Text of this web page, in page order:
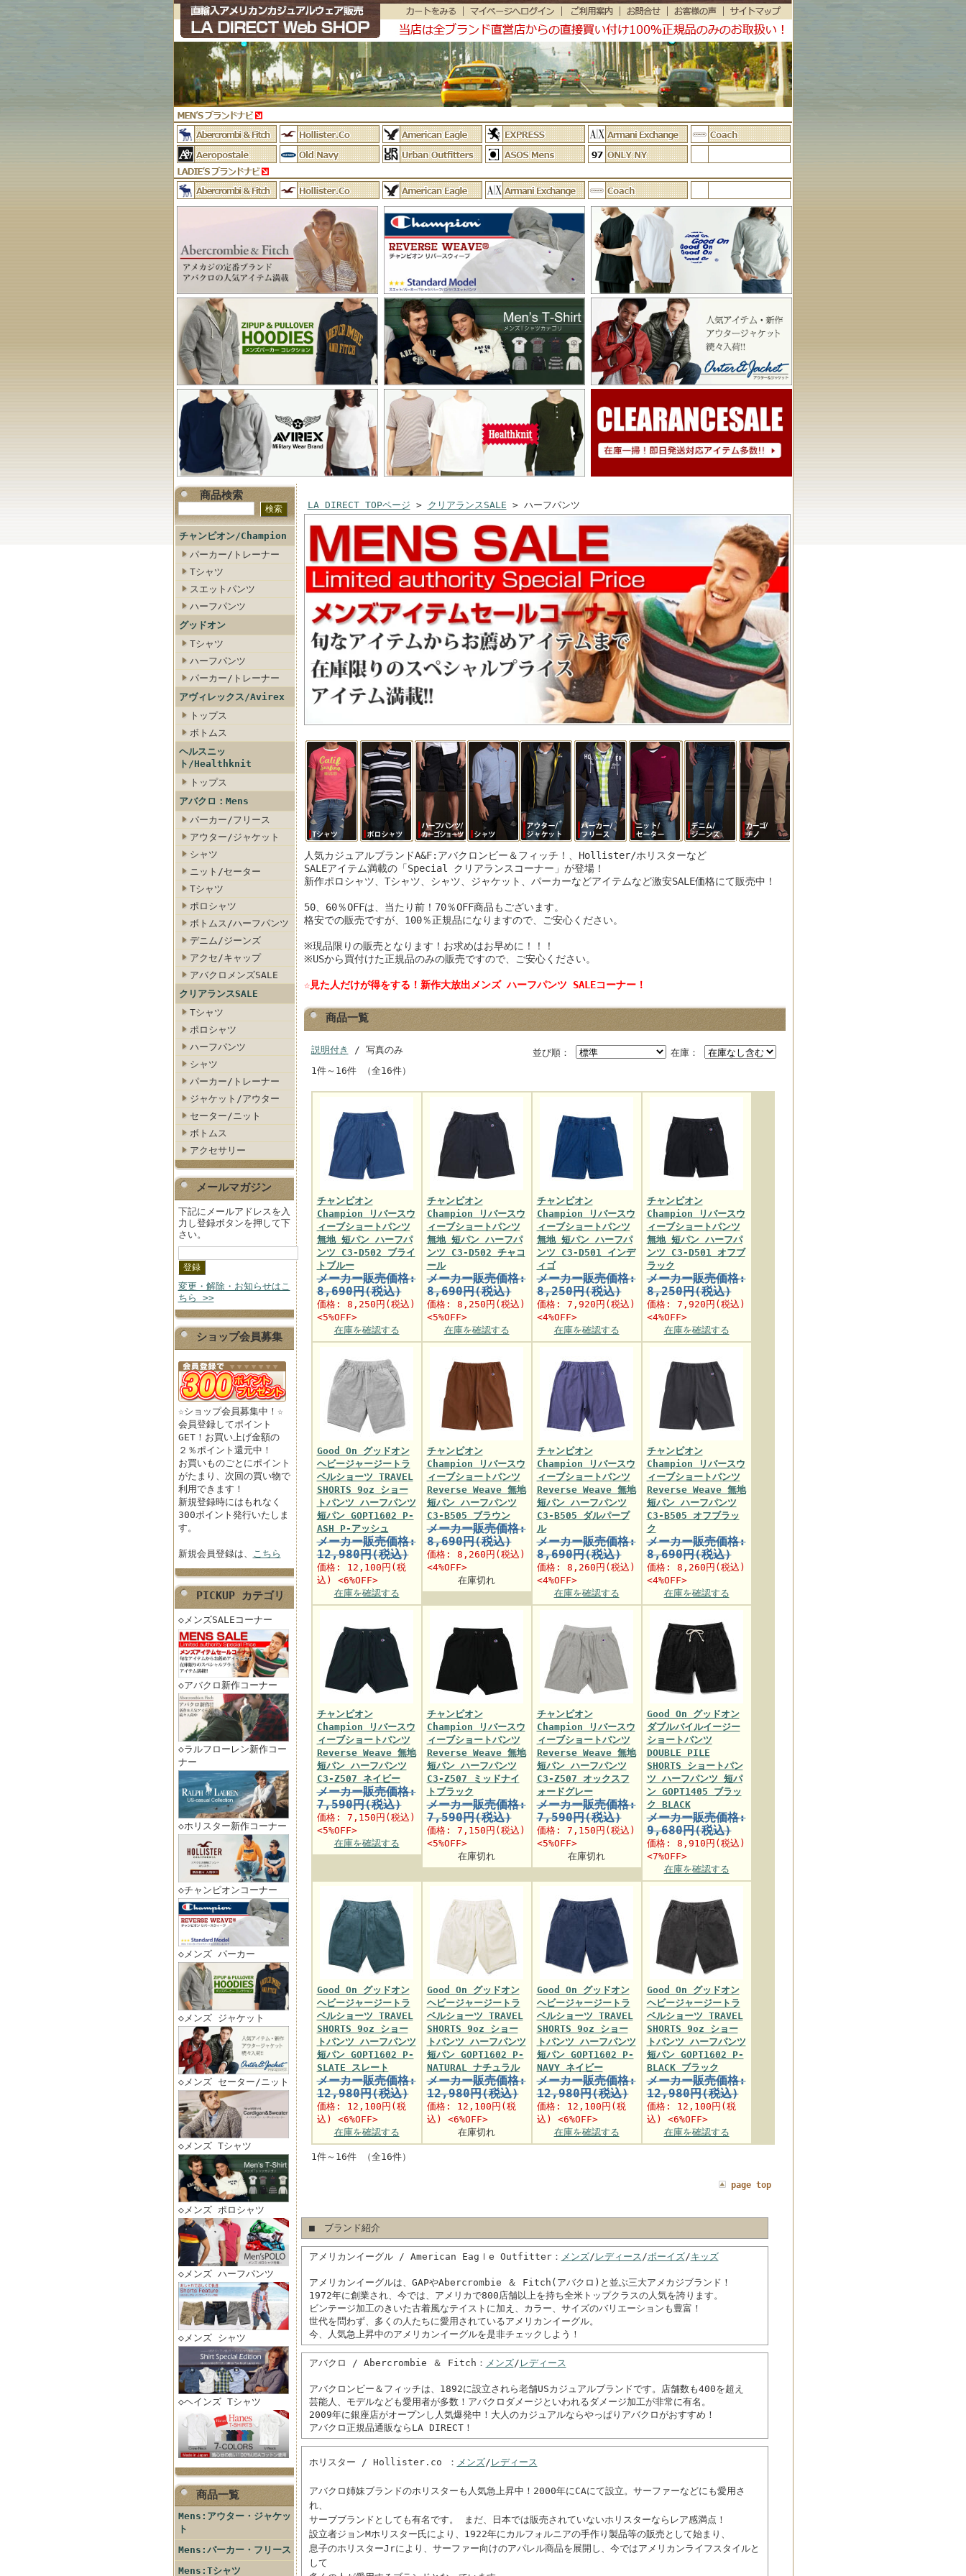
商品検索
チャンピオン/Champion
パーカー/トレーナー
Tシャツ
スエットパンツ
ハーフパンツ
グッドオン
Tシャツ
ハーフパンツ
パーカー/トレーナー
アヴィレックス/Avirex
トップス
ボトムス
ヘルスニッ
ト/Healthknit
トップス
アバクロ：Mens
パーカー/フリース
アウター/ジャケット
シャツ
ニット/セーター
Tシャツ
ポロシャツ
ボトムス/ハーフパンツ
デニム/ジーンズ
アクセ/キャップ
アバクロメンズSALE
クリアランスSALE
Tシャツ
ポロシャツ
ハーフパンツ
シャツ
パーカー/トレーナー
ジャケット/アウター
セーター/ニット
ボトムス
アクセサリー
メールマガジン
下記にメールアドレスを入
力し登録ボタンを押して下
さい。
変更・解除・お知らせはこ
ちら >>
ショップ会員募集
☆ショップ会員募集中！☆
会員登録してポイント
GET！お買い上げ金額の
２％ポイント還元中！
お買いものごとにポイント
がたまり、次回の買い物で
利用できます！
新規登録時にはもれなく
300ポイント発行いたしま
す。
新規会員登録は、 こちら
PICKUP カテゴリ
◇メンズSALEコーナー
◇アバクロ新作コーナー
◇ラルフローレン新作コー
ナー
◇ホリスター新作コーナー
◇チャンピオンコーナー
◇メンズ パーカー
◇メンズ ジャケット
◇メンズ セーター/ニット
◇メンズ Tシャツ
◇メンズ ポロシャツ
◇メンズ ハーフパンツ
◇メンズ シャツ
◇ヘインズ Tシャツ
商品一覧
Mens:アウター・ジャケッ
ト
Mens:パーカー・フリース
Mens:Tシャツ
LA DIRECT TOPページ > クリアランスSALE > ハーフパンツ
人気カジュアルブランドA&F:アバクロンビー＆フィッチ！、Hollister/ホリスターなど
SALEアイテム満載の「Special クリアランスコーナー」が登場！
新作ポロシャツ、Tシャツ、シャツ、ジャケット、パーカーなどアイテムなど激安SALE価格にて販売中！
50、60％OFFは、当たり前！70％OFF商品もございます。
格安での販売ですが、100％正規品になりますので、ご安心ください。
※現品限りの販売となります！お求めはお早めに！！！
※USから買付けた正規品のみの販売ですので、ご安心ください。
☆見た人だけが得をする！新作大放出メンズ ハーフパンツ SALEコーナー！
商品一覧
在庫：
並び順：
説明付き
/ 写真のみ
1件～16件 （全16件）
チャンピオン
Champion リバースウ
ィーブショートパンツ
無地 短パン ハーフパ
ンツ C3-D502 ブライ
トブルー
メーカー販売価格:
8,690円(税込)
価格: 8,250円 (税込)
<5%OFF>
在庫を確認する
チャンピオン
Champion リバースウ
ィーブショートパンツ
無地 短パン ハーフパ
ンツ C3-D502 チャコ
ール
メーカー販売価格:
8,690円(税込)
価格: 8,250円 (税込)
<5%OFF>
在庫を確認する
チャンピオン
Champion リバースウ
ィーブショートパンツ
無地 短パン ハーフパ
ンツ C3-D501 インデ
ィゴ
メーカー販売価格:
8,250円(税込)
価格: 7,920円 (税込)
<4%OFF>
在庫を確認する
チャンピオン
Champion リバースウ
ィーブショートパンツ
無地 短パン ハーフパ
ンツ C3-D501 オフブ
ラック
メーカー販売価格:
8,250円(税込)
価格: 7,920円 (税込)
<4%OFF>
在庫を確認する
Good On グッドオン
ヘビージャージートラ
ベルショーツ TRAVEL
SHORTS 9oz ショー
トパンツ ハーフパンツ
短パン GOPT1602 P-
ASH P-アッシュ
メーカー販売価格:
12,980円(税込)
価格: 12,100円 (税
込) <6%OFF>
在庫を確認する
チャンピオン
Champion リバースウ
ィーブショートパンツ
Reverse Weave 無地
短パン ハーフパンツ
C3-B505 ブラウン
メーカー販売価格:
8,690円(税込)
価格: 8,260円 (税込)
<4%OFF>
在庫切れ
チャンピオン
Champion リバースウ
ィーブショートパンツ
Reverse Weave 無地
短パン ハーフパンツ
C3-B505 ダルパープ
ル
メーカー販売価格:
8,690円(税込)
価格: 8,260円 (税込)
<4%OFF>
在庫を確認する
チャンピオン
Champion リバースウ
ィーブショートパンツ
Reverse Weave 無地
短パン ハーフパンツ
C3-B505 オフブラッ
ク
メーカー販売価格:
8,690円(税込)
価格: 8,260円 (税込)
<4%OFF>
在庫を確認する
チャンピオン
Champion リバースウ
ィーブショートパンツ
Reverse Weave 無地
短パン ハーフパンツ
C3-Z507 ネイビー
メーカー販売価格:
7,590円(税込)
価格: 7,150円 (税込)
<5%OFF>
在庫を確認する
チャンピオン
Champion リバースウ
ィーブショートパンツ
Reverse Weave 無地
短パン ハーフパンツ
C3-Z507 ミッドナイ
トブラック
メーカー販売価格:
7,590円(税込)
価格: 7,150円 (税込)
<5%OFF>
在庫切れ
チャンピオン
Champion リバースウ
ィーブショートパンツ
Reverse Weave 無地
短パン ハーフパンツ
C3-Z507 オックスフ
ォードグレー
メーカー販売価格:
7,590円(税込)
価格: 7,150円 (税込)
<5%OFF>
在庫切れ
Good On グッドオン
ダブルパイルイージー
ショートパンツ
DOUBLE PILE
SHORTS ショートパン
ツ ハーフパンツ 短パ
ン GOPT1405 ブラッ
ク BLACK
メーカー販売価格:
9,680円(税込)
価格: 8,910円 (税込)
<7%OFF>
在庫を確認する
Good On グッドオン
ヘビージャージートラ
ベルショーツ TRAVEL
SHORTS 9oz ショー
トパンツ ハーフパンツ
短パン GOPT1602 P-
SLATE スレート
メーカー販売価格:
12,980円(税込)
価格: 12,100円 (税
込) <6%OFF>
在庫を確認する
Good On グッドオン
ヘビージャージートラ
ベルショーツ TRAVEL
SHORTS 9oz ショー
トパンツ ハーフパンツ
短パン GOPT1602 P-
NATURAL ナチュラル
メーカー販売価格:
12,980円(税込)
価格: 12,100円 (税
込) <6%OFF>
在庫切れ
Good On グッドオン
ヘビージャージートラ
ベルショーツ TRAVEL
SHORTS 9oz ショー
トパンツ ハーフパンツ
短パン GOPT1602 P-
NAVY ネイビー
メーカー販売価格:
12,980円(税込)
価格: 12,100円 (税
込) <6%OFF>
在庫を確認する
Good On グッドオン
ヘビージャージートラ
ベルショーツ TRAVEL
SHORTS 9oz ショー
トパンツ ハーフパンツ
短パン GOPT1602 P-
BLACK ブラック
メーカー販売価格:
12,980円(税込)
価格: 12,100円 (税
込) <6%OFF>
在庫を確認する
1件～16件 （全16件）
page top
■ ブランド紹介
アメリカンイーグル / American Eagｌe Outfitter： メンズ/ レディース/ボーイズ/キッズ
アメリカンイーグルは、GAPやAbercrombie ＆ Fitch(アバクロ)と並ぶ三大アメカジブランド！
1972年に創業され、今では、アメリカで800店舗以上を持ち全米トップクラスの人気を誇ります。
ビンテージ加工のきいた古着風なテイストに加え、カラー、サイズのバリエーションも豊富！
世代を問わず、多くの人たちに愛用されているアメリカンイーグル。
今、人気急上昇中のアメリカンイーグルを是非チェックしよう！
アバクロ / Abercrombie ＆ Fitch： メンズ/ レディース
アバクロンビー＆フィッチは、1892に設立されら老舗USカジュアルブランドです。店舗数も400を超え
芸能人、モデルなども愛用者が多数！アバクロダメージといわれるダメージ加工が非常に有名。
2009年に銀座店がオープンし人気爆発中！大人のカジュアルならやっぱりアバクロがおすすめ！
アバクロ正規品通販ならLA DIRECT！
ホリスター / Hollister.co ： メンズ/ レディース
アバクロ姉妹ブランドのホリスターも人気急上昇中！2000年にCAにて設立。サーファーなどにも愛用さ
れ、
サーブブランドとしても有名です。 まだ、日本では販売されていないホリスターならレア感満点！
設立者ジョンMホリスター氏により、1922年にカルフォルニアの手作り製品等の販売として始まり、
息子のホリスターJrにより、サーファー向けのアパレル商品を展開し、今ではアメリカンライフスタイルと
して